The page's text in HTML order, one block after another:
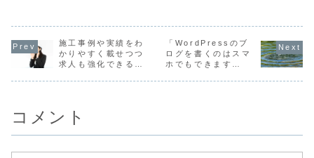
います。けれど、
Yahoo!などの検
索エンジンの検索
結果に出てくるの
は、その業界の大
手企業や「全国の
稿するとアトラボ
ジにも自動的に投
稿されるよう
WordPressのプ
ラグインを利用し
て設定していまし
ウチはまだです。
同じですけど「AI
アシスタント」っ
て声をかけるだけ
でいろいろ答えて
くれるから、便利
「SEO」に
WEB担当者
ら「ぜひ覚
いてほしい
ーズをまと
ました！
施工事例や実績をわ
かりやすく載せつつ
求人も強化できる！
「WordPressのブ
ログを書くのはスマ
ホでもできます
コメント